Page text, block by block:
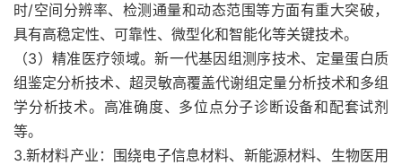
时/空间分辨率、检测通量和动态范围等方面有重大突破，
具有高稳定性、可靠性、微型化和智能化等关键技术。
（3）精准医疗领域。新一代基因组测序技术、定量蛋白质
组鉴定分析技术、超灵敏高覆盖代谢组定量分析技术和多组
学分析技术。高准确度、多位点分子诊断设备和配套试剂
等。
3.新材料产业：围绕电子信息材料、新能源材料、生物医用